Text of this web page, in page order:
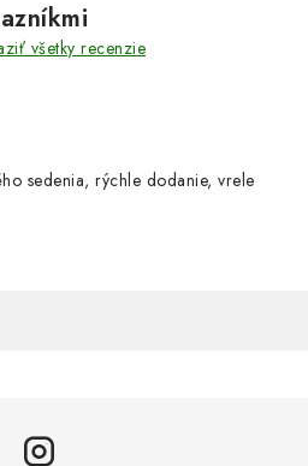
všetky recenzie
sedenia, rýchle dodanie, vrele